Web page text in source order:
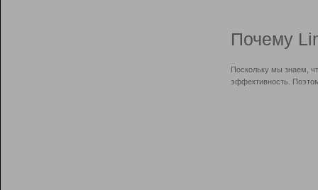
Почему
Поскольку мы знаем,
эффективность.